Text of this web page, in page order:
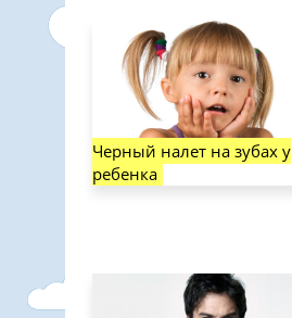
Черный налет на зубах у
ребенка